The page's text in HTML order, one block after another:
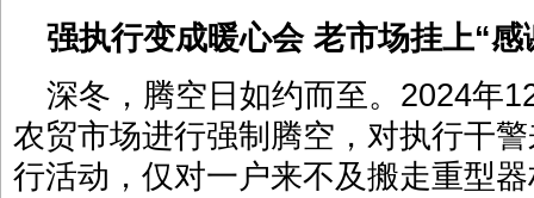
强执行变成暖心会 老市场挂上“感
深冬，腾空日如约而至。2024年
农贸市场进行强制腾空，对执行干
行活动，仅对一户来不及搬走重型